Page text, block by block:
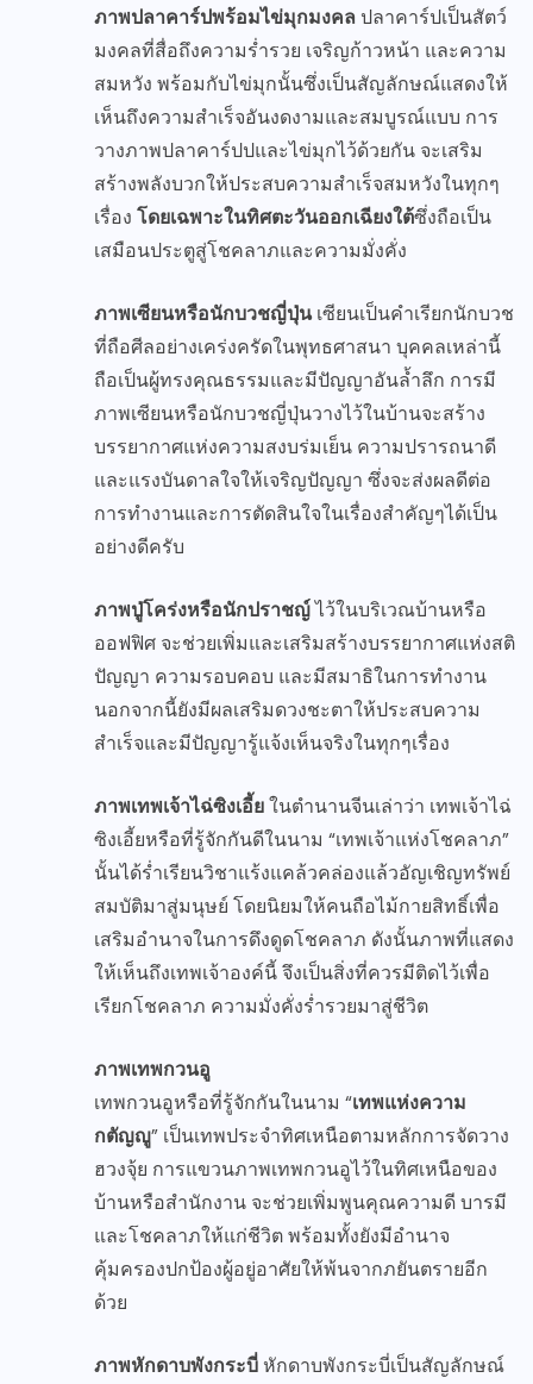
ภาพปลาคาร์ปพร้อมไข่มุกมงคล ปลาคาร์ปเป็นสัตว์
มงคลที่สื่อถึงความร่ำรวย เจริญก้าวหน้า และความ
สมหวัง พร้อมกับไข่มุกนั้นซึ่งเป็นสัญลักษณ์แสดงให้
เห็นถึงความสำเร็จอันงดงามและสมบูรณ์แบบ การ
วางภาพปลาคาร์ปปและไข่มุกไว้ด้วยกัน จะเสริม
สร้างพลังบวกให้ประสบความสำเร็จสมหวังในทุกๆ
เรื่อง โดยเฉพาะในทิศตะวันออกเฉียงใต้ซึ่งถือเป็น
เสมือนประตูสู่โชคลาภและความมั่งคั่ง
ภาพเซียนหรือนักบวชญี่ปุ่นเซียนเป็นคำเรียกนักบวช
ที่ถือศีลอย่างเคร่งครัดในพุทธศาสนา บุคคลเหล่านี้
ถือเป็นผู้ทรงคุณธรรมและมีปัญญาอันล้ำลึก การมี
ภาพเซียนหรือนักบวชญี่ปุ่นวางไว้ในบ้านจะสร้าง
บรรยากาศแห่งความสงบร่มเย็น ความปรารถนาดี
และแรงบันดาลใจให้เจริญปัญญา ซึ่งจะส่งผลดีต่อ
การทำงานและการตัดสินใจในเรื่องสำคัญๆได้เป็น
อย่างดีครับ
ภาพปู่โคร่งหรือนักปราชญ์ไว้ในบริเวณบ้านหรือ
ออฟฟิศ จะช่วยเพิ่มและเสริมสร้างบรรยากาศแห่งสติ
ปัญญา ความรอบคอบ และมีสมาธิในการทำงาน
นอกจากนี้ยังมีผลเสริมดวงชะตาให้ประสบความ
สำเร็จและมีปัญญารู้แจ้งเห็นจริงในทุกๆเรื่อง
ภาพเทพเจ้าไฉ่ซิงเอี้ยในตำนานจีนเล่าว่า เทพเจ้าไฉ่
ซิงเอี้ยหรือที่รู้จักกันดีในนาม “เทพเจ้าแห่งโชคลาภ”
นั้นได้ร่ำเรียนวิชาแร้งแคล้วคล่องแล้วอัญเชิญทรัพย์
สมบัติมาสู่มนุษย์ โดยนิยมให้คนถือไม้กายสิทธิ์เพื่อ
เสริมอำนาจในการดึงดูดโชคลาภ ดังนั้นภาพที่แสดง
ให้เห็นถึงเทพเจ้าองค์นี้ จึงเป็นสิ่งที่ควรมีติดไว้เพื่อ
เรียกโชคลาภ ความมั่งคั่งร่ำรวยมาสู่ชีวิต
ภาพเทพกวนอู
เทพกวนอูหรือที่รู้จักกันในนาม “เทพแห่งความ
กตัญญู” เป็นเทพประจำทิศเหนือตามหลักการจัดวาง
ฮวงจุ้ย การแขวนภาพเทพกวนอูไว้ในทิศเหนือของ
บ้านหรือสำนักงาน จะช่วยเพิ่มพูนคุณความดี บารมี
และโชคลาภให้แก่ชีวิต พร้อมทั้งยังมีอำนาจ
คุ้มครองปกป้องผู้อยู่อาศัยให้พ้นจากภยันตรายอีก
ด้วย
ภาพหักดาบพังกระบี่หักดาบพังกระบี่เป็นสัญลักษณ์